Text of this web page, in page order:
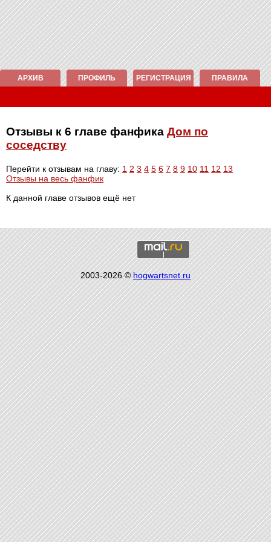
АРХИВ ПРОФИЛЬ РЕГИСТРАЦИЯ ПРАВИЛА
Отзывы к 6 главе фанфика Дом по
соседству
Перейти к отзывам на главу: 1 2 3 4 5 6 7 8 9 10 11 12 13
Отзывы на весь фанфик
К данной главе отзывов ещё нет
2003-2026 ©hogwartsnet.ru